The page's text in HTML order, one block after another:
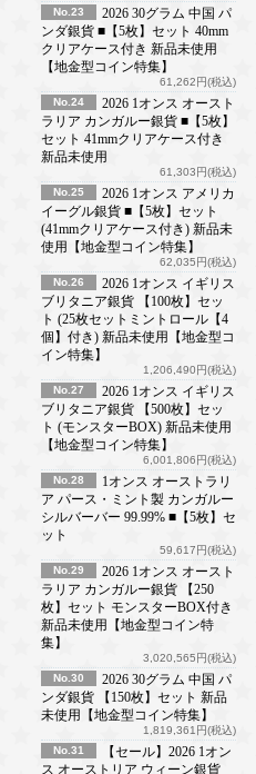
No.23
2026 30グラム 中国 パ
ンダ銀貨 ■【5枚】セット 40mm
クリアケース付き 新品未使用
【地金型コイン特集】
61,262円(税込)
No.24
2026 1オンス オースト
ラリア カンガルー銀貨 ■【5枚】
セット 41mmクリアケース付き
新品未使用
61,303円(税込)
No.25
2026 1オンス アメリカ
イーグル銀貨 ■【5枚】セット
(41mmクリアケース付き) 新品未
使用【地金型コイン特集】
62,035円(税込)
No.26
2026 1オンス イギリス
ブリタニア銀貨 【100枚】セッ
ト (25枚セットミントロール【4
個】付き) 新品未使用【地金型コ
イン特集】
1,206,490円(税込)
No.27
2026 1オンス イギリス
ブリタニア銀貨 【500枚】セッ
ト (モンスターBOX) 新品未使用
【地金型コイン特集】
6,001,806円(税込)
No.28
1オンス オーストラリ
ア パース・ミント製 カンガルー
シルバーバー 99.99% ■【5枚】セ
ット
59,617円(税込)
No.29
2026 1オンス オースト
ラリア カンガルー銀貨 【250
枚】セット モンスターBOX付き
新品未使用【地金型コイン特
集】
3,020,565円(税込)
No.30
2026 30グラム 中国 パ
ンダ銀貨 【150枚】セット 新品
未使用【地金型コイン特集】
1,819,361円(税込)
No.31
【セール】2026 1オン
ス オーストリア ウィーン銀貨